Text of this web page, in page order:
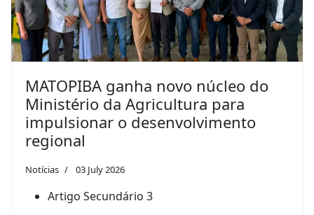
MATOPIBA ganha novo núcleo do
Ministério da Agricultura para
impulsionar o desenvolvimento
regional
Notícias 03 July 2026
Artigo Secundário 3